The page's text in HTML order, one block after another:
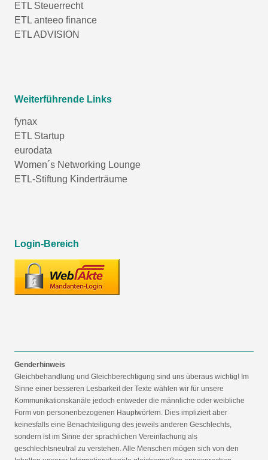
ETL Steuerrecht
ETL anteeo finance
ETL ADVISION
Weiterführende Links
fynax
ETL Startup
eurodata
Women´s Networking Lounge
ETL-Stiftung Kinderträume
Login-Bereich
Genderhinweis
Gleichbehandlung und Gleichberechtigung sind uns überaus wichtig! Im
Sinne einer besseren Lesbarkeit der Texte wählen wir für unsere
Kommunikationskanäle jedoch entweder die männliche oder weibliche
Form von personenbezogenen Hauptwörtern. Dies impliziert aber
keinesfalls eine Benachteiligung des jeweils anderen Geschlechts,
sondern ist im Sinne der sprachlichen Vereinfachung als
geschlechtsneutral zu verstehen. Alle Menschen mögen sich von den